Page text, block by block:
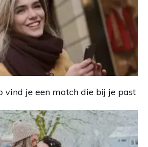
vind je een match die bij je past